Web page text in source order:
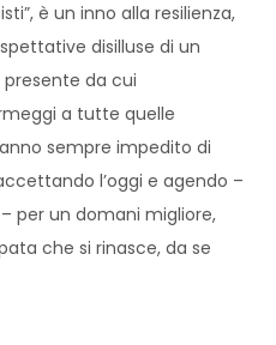
è un inno alla resilienza,
disilluse di un
da cui
a tutte quelle
sempre impedito di
l’oggi e agendo –
per un domani migliore,
che si rinasce, da se